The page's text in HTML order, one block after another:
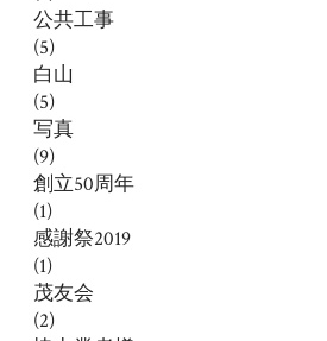
公共工事
(5)
白山
(5)
写真
(9)
創立50周年
(1)
感謝祭2019
(1)
茂友会
(2)